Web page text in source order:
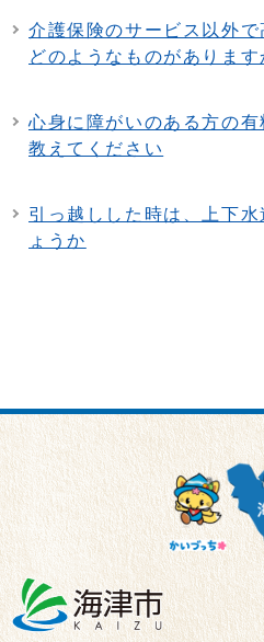
介護保険のサービス以外
どのようなものがあります
心身に障がいのある方の
教えてください
引っ越しした時は、上下
ょうか